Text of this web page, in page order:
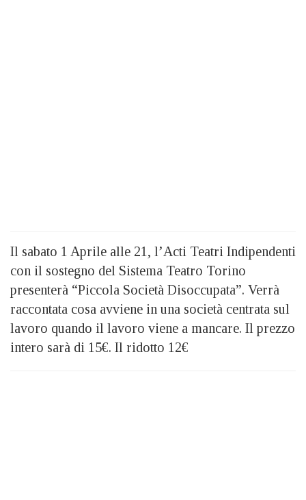
Il sabato 1 Aprile alle 21, l’Acti Teatri Indipendenti
con il sostegno del Sistema Teatro Torino
presenterà “Piccola Società Disoccupata”. Verrà
raccontata cosa avviene in una società centrata sul
lavoro quando il lavoro viene a mancare. Il prezzo
intero sarà di 15€. Il ridotto 12€